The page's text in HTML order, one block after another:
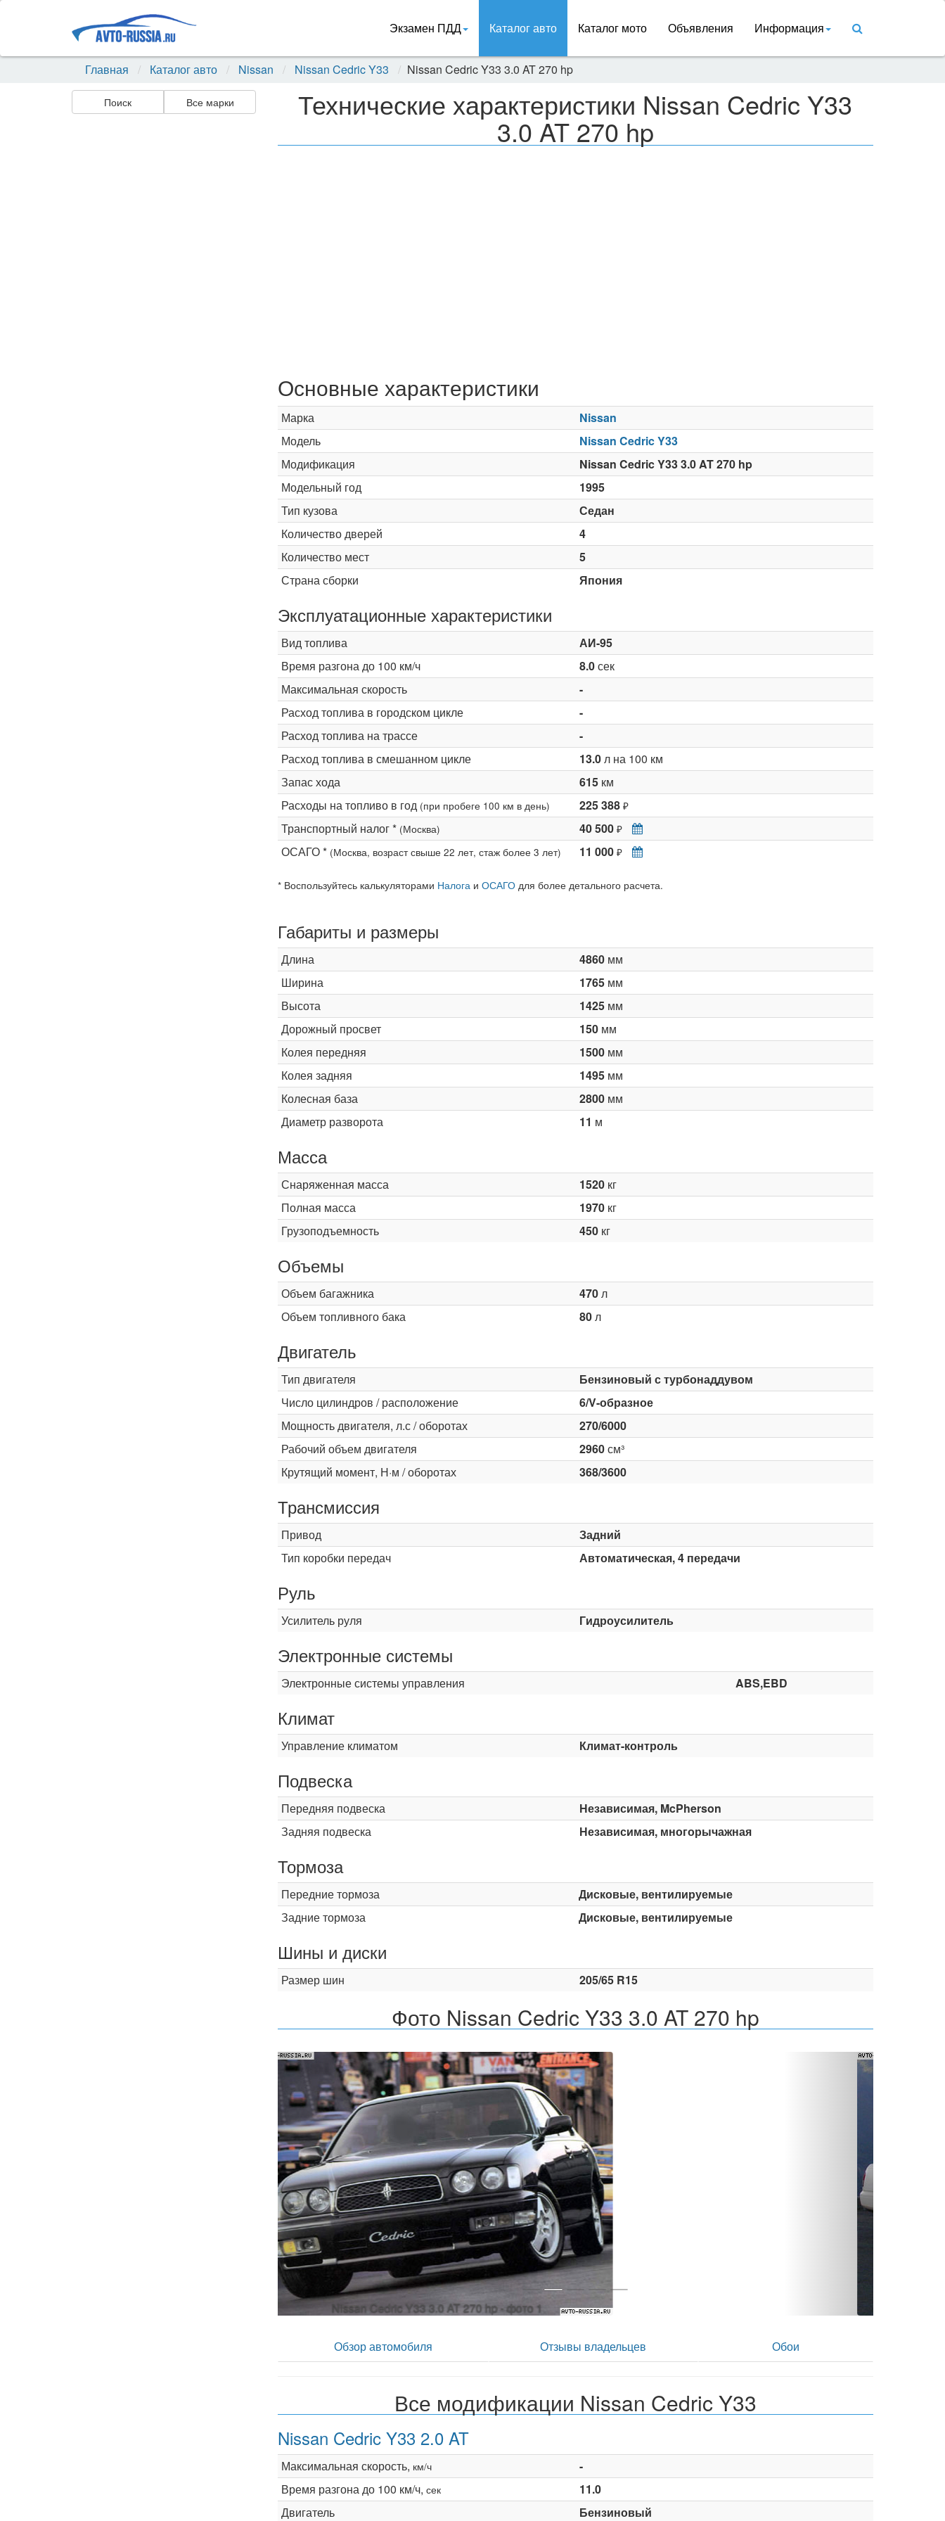
Экзамен ПДД Каталог авто Каталог мото Объявления Информация
Главная Каталог авто Nissan Nissan Cedric Y33 Nissan Cedric Y33 3.0 AT 270 hp
Поиск Все марки Технические характеристики Nissan Cedric Y33
3.0 AT 270 hp
Основные характеристики
Марка
Nissan
Модель
Nissan Cedric Y33
Модификация
Nissan Cedric Y33 3.0 AT 270 hp
Модельный год
1995
Тип кузова
Седан
Количество дверей
4
Количество мест
5
Страна сборки
Япония
Эксплуатационные характеристики
Вид топлива
АИ-95
Время разгона до 100 км/ч
8.0сек
Максимальная скорость
-
Расход топлива в городском цикле
-
Расход топлива на трассе
-
Расход топлива в смешанном цикле
13.0л на 100 км
Запас хода
615км
Расходы на топливо в год (при пробеге 100 км в день) 225 388 ₽
Транспортный налог * (Москва) 40 500 ₽
ОСАГО * (Москва, возраст свыше 22 лет, стаж более 3 лет) 11 000 ₽
* Воспользуйтесь калькуляторами Налогаи ОСАГОдля более детального расчета.
Габариты и размеры
Длина 4860мм
Ширина
1765мм
Высота
1425мм
Дорожный просвет
150мм
Колея передняя
1500мм
Колея задняя
1495мм
Колесная база
2800мм
Диаметр разворота
11 м
Масса
Снаряженная масса 1520кг
Полная масса
1970кг
Грузоподъемность
450кг
Объемы
Объем багажника 470л
Объем топливного бака
80л
Двигатель
Тип двигателя
Бензиновый с турбонаддувом
Число цилиндров / расположение
6/V-образное
Мощность двигателя, л.с / оборотах
270/6000
Рабочий объем двигателя
2960см³
Крутящий момент, Н·м / оборотах
368/3600
Трансмиссия
Привод
Задний
Тип коробки передач
Автоматическая, 4 передачи
Руль
Усилитель руля Гидроусилитель
Электронные системы
Электронные системы управления ABS,EBD
Климат
Управление климатом Климат-контроль
Подвеска
Передняя подвеска
Независимая, McPherson
Задняя подвеска
Независимая, многорычажная
Тормоза
Передние тормоза
Дисковые, вентилируемые
Задние тормоза
Дисковые, вентилируемые
Шины и диски
Размер шин 205/65 R15
Фото Nissan Cedric Y33 3.0 AT 270 hp
Nissan Cedric Y33 3.0 AT 270 hp - фото 2
Назад Вперед
Обзор автомобиля Отзывы владельцев Обои
Все модификации Nissan Cedric Y33
Nissan Cedric Y33 2.0 AT
Максимальная скорость, км/ч
-
Время разгона до 100 км/ч, сек
11.0
Двигатель
Бензиновый